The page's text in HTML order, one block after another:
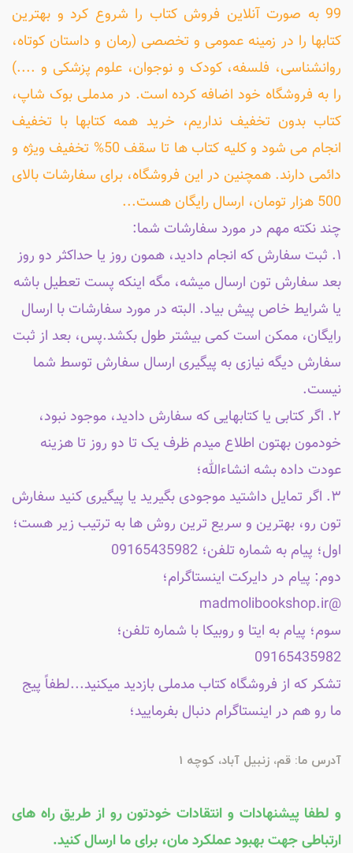
99 به صورت آنلاین فروش کتاب را شروع کرد و بهترین
کتابها را در زمینه عمومی و تخصصی (رمان و داستان کوتاه،
روانشناسی، فلسفه، کودک و نوجوان، علوم پزشکی و ....)
را به فروشگاه خود اضافه کرده است. در مدملی بوک شاپ،
کتاب بدون تخفیف نداریم، خرید همه کتابها با تخفیف
انجام می شود و کلیه کتاب ها تا سقف 50% تخفیف ویژه و
دائمی دارند. همچنین در این فروشگاه، برای سفارشات بالای
500 هزار تومان، ارسال رایگان هست...
چند نکته مهم در مورد سفارشات شما:
۱. ثبت سفارش که انجام دادید، همون روز یا حداکثر دو روز
بعد سفارش تون ارسال میشه، مگه اینکه پست تعطیل باشه
یا شرایط خاص پیش بیاد. البته در مورد سفارشات با ارسال
رایگان، ممکن است کمی بیشتر طول بکشد.پس، بعد از ثبت
سفارش دیگه نیازی به پیگیری ارسال سفارش توسط شما
نیست.
۲. اگر کتابی یا کتابهایی که سفارش دادید، موجود نبود،
خودمون بهتون اطلاع میدم ظرف یک تا دو روز تا هزینه
عودت داده بشه انشاءالله؛
۳. اگر تمایل داشتید موجودی بگیرید یا پیگیری کنید سفارش
تون رو، بهترین و سریع ترین روش ها به ترتیب زیر هست؛
اول؛ پیام به شماره تلفن؛ 09165435982
دوم: پیام در دایرکت اینستاگرام؛
@madmolibookshop.ir
سوم؛ پیام به ایتا و روبیکا با شماره تلفن؛
09165435982
تشکر که از فروشگاه کتاب مدملی بازدید میکنید...لطفاً پیج
ما رو هم در اینستاگرام دنبال بفرمایید؛
آدرس ما: قم، زنبیل آباد، کوچه 1
و لطفا پیشنهادات و انتقادات خودتون رو از طریق راه های
ارتباطی جهت بهبود عملکرد مان، برای ما ارسال کنید.